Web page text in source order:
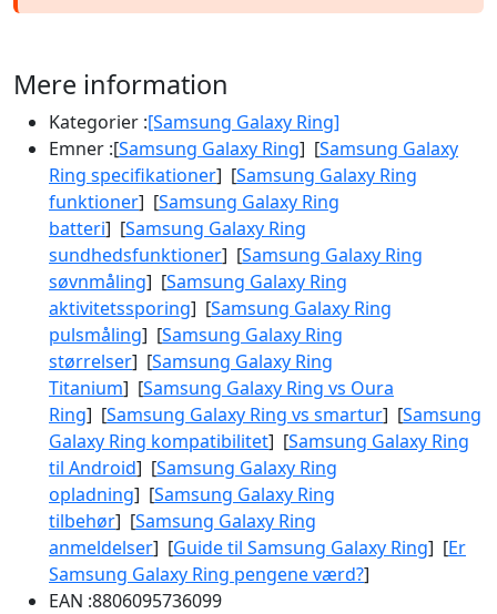
Mere information
Kategorier :[Samsung Galaxy Ring]
Emner :[Samsung Galaxy Ring] [Samsung Galaxy
Ring specifikationer] [Samsung Galaxy Ring
funktioner] [Samsung Galaxy Ring
batteri] [Samsung Galaxy Ring
sundhedsfunktioner] [Samsung Galaxy Ring
søvnmåling] [Samsung Galaxy Ring
aktivitetssporing] [Samsung Galaxy Ring
pulsmåling] [Samsung Galaxy Ring
størrelser] [Samsung Galaxy Ring
Titanium] [Samsung Galaxy Ring vs Oura
Ring] [Samsung Galaxy Ring vs smartur] [Samsung
Galaxy Ring kompatibilitet] [Samsung Galaxy Ring
til Android] [Samsung Galaxy Ring
opladning] [Samsung Galaxy Ring
tilbehør] [Samsung Galaxy Ring
anmeldelser] [Guide til Samsung Galaxy Ring] [Er
Samsung Galaxy Ring pengene værd?]
EAN :8806095736099